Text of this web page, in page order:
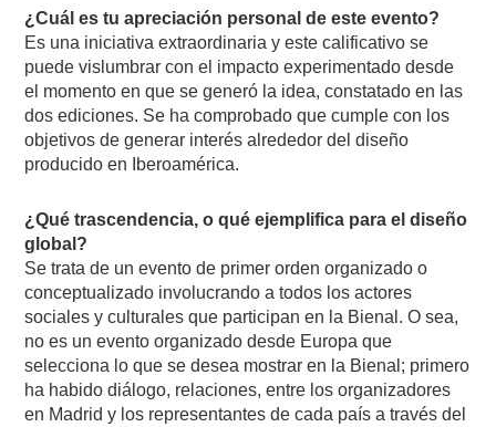
¿Cuál es tu apreciación personal de este evento?
Es una iniciativa extraordinaria y este calificativo se
puede vislumbrar con el impacto experimentado desde
el momento en que se generó la idea, constatado en las
dos ediciones. Se ha comprobado que cumple con los
objetivos de generar interés alrededor del diseño
producido en Iberoamérica.
¿Qué trascendencia, o qué ejemplifica para el diseño
global?
Se trata de un evento de primer orden organizado o
conceptualizado involucrando a todos los actores
sociales y culturales que participan en la Bienal. O sea,
no es un evento organizado desde Europa que
selecciona lo que se desea mostrar en la Bienal; primero
ha habido diálogo, relaciones, entre los organizadores
en Madrid y los representantes de cada país a través del